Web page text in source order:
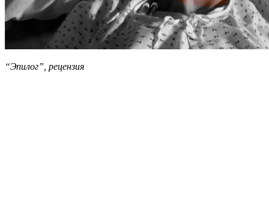
“Эпилог”, рецензия